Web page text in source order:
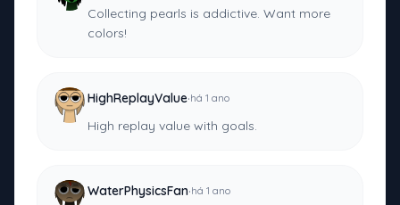
Collecting pearls is addictive. Want more
colors!
HighReplayValue·há 1 ano
High replay value with goals.
WaterPhysicsFan·há 1 ano